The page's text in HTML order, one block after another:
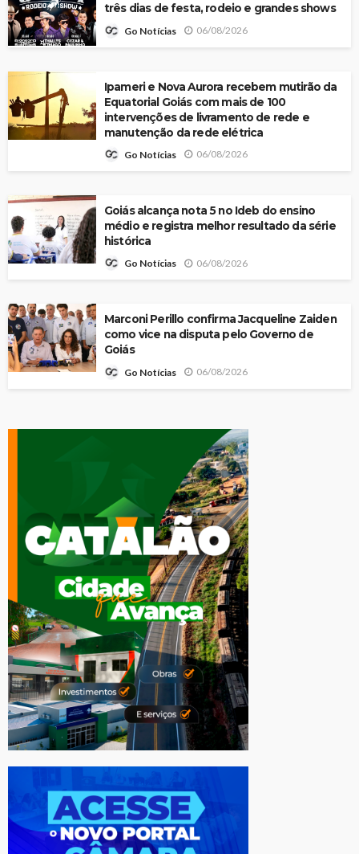
três dias de festa, rodeio e grandes shows
Go Notícias 06/08/2026
Ipameri e Nova Aurora recebem mutirão da
Equatorial Goiás com mais de 100
intervenções de livramento de rede e
manutenção da rede elétrica
Go Notícias 06/08/2026
Goiás alcança nota 5 no Ideb do ensino
médio e registra melhor resultado da série
histórica
Go Notícias 06/08/2026
Marconi Perillo confirma Jacqueline Zaiden
como vice na disputa pelo Governo de
Goiás
Go Notícias 06/08/2026